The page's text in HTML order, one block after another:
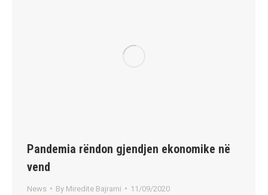
Pandemia rëndon gjendjen ekonomike në
vend
News By Miredite Bajrami 11/09/2020